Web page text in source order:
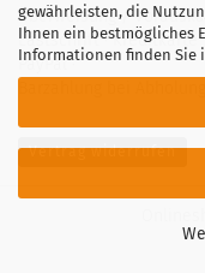
gewährleisten, die
Ihnen ein bestmögliches
Informationen finden Sie
Überweisung /
Lastschrift·Kreditkarte
PayPal·
Vertrag widerrufen